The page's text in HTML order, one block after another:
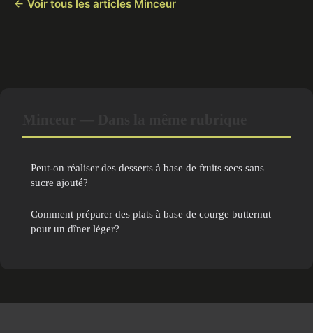
← Voir tous les articles Minceur
Peut-on réaliser des desserts à base de fruits secs sans
sucre ajouté?
Comment préparer des plats à base de courge butternut
pour un dîner léger?